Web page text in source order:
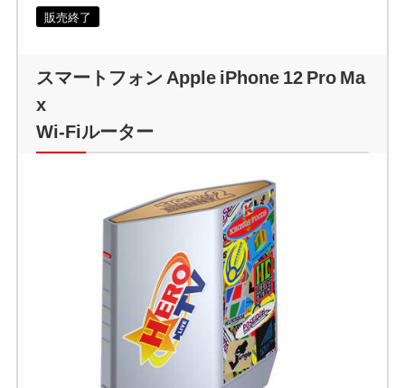
販売終了
スマートフォン Apple iPhone 12 Pro Ma
x
Wi-Fiルーター